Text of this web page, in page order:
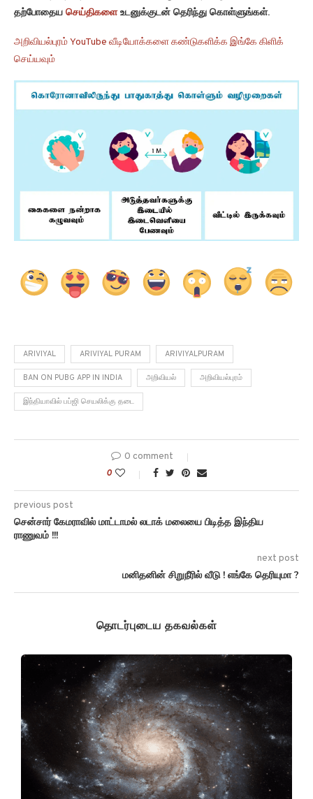
தற்போதைய செய்திகளைஉடனுக்குடன் தெரிந்து கொள்ளுங்கள்.
அறிவியல்புரம் YouTube வீடியோக்களை கண்டுகளிக்க இங்கே கிளிக்
செய்யவும்
ARIVIYAL ARIVIYAL PURAM ARIVIYALPURAM
BAN ON PUBG APP IN INDIA அறிவியல் அறிவியல்புரம்
இந்தியாவில் பப்ஜி செயலிக்கு தடை
0 comment
0
previous post
சென்சார் கேமராவில் மாட்டாமல் லடாக் மலையை பிடித்த இந்திய
ராணுவம் !!!
next post
மனிதனின் சிறுநீரில் வீடு ! எங்கே தெரியுமா ?
தொடர்புடைய தகவல்கள்